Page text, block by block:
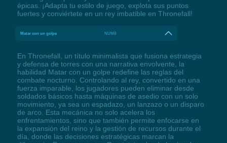
épicas. ¡Adapta tu estilo de juego, explota sus puntos
fuertes y conviértete en un rey imbatible en Thronefall!
Matar con un golpe NUM8
En Thronefall, un título minimalista que fusiona estrategia
y defensa de torres con una narrativa envolvente, la
habilidad Matar con un golpe redefine las reglas del
combate nocturno. Controlando al rey, convertido en una
fuerza imparable, los jugadores pueden eliminar desde
soldados básicos hasta máquinas de asedio con un solo
movimiento, ya sea un espadazo, un lanzazo o un disparo
de arco. Esta mecánica no solo acelera los
enfrentamientos, sino que también permite enfocarse en
la expansión del reino y la gestión de recursos durante el
día, donde las decisiones estratégicas marcan la